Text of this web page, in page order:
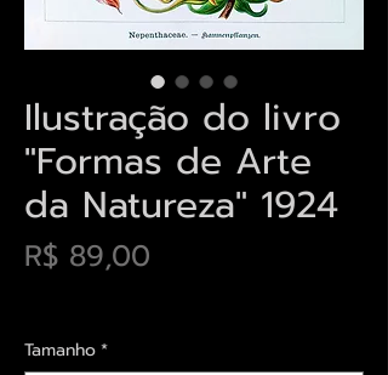
Ilustração do livro
"Formas de Arte
da Natureza" 1924
R$ 89,00
Tamanho*